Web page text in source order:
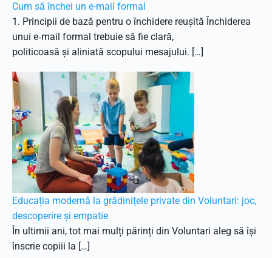
Cum să închei un e-mail formal
1. Principii de bază pentru o închidere reușită Închiderea
unui e‑mail formal trebuie să fie clară,
politicoasă și aliniată scopului mesajului. […]
Educația modernă la grădinițele private din Voluntari: joc,
descoperire și empatie
În ultimii ani, tot mai mulți părinți din Voluntari aleg să își
înscrie copiii la […]